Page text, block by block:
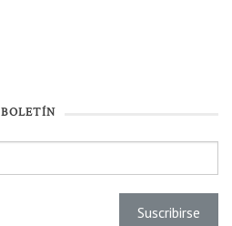
BOLETÍN